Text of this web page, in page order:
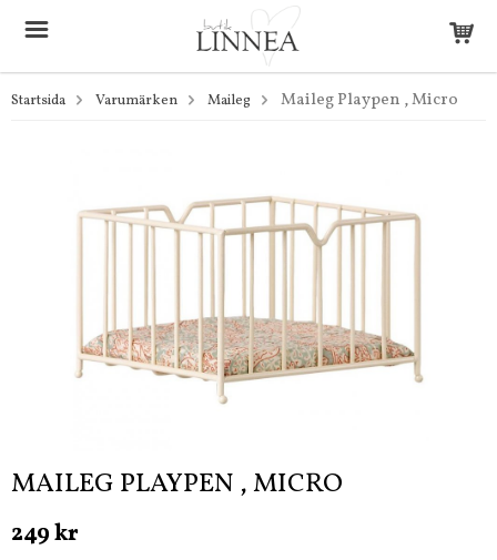
Startsida Varumärken Maileg Maileg Playpen , Micro
MAILEG PLAYPEN , MICRO
249 kr